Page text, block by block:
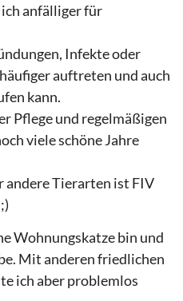
anfälliger für
Infekte oder
auftreten und auch
kann.
Pflege und regelmäßigen
viele schöne Jahre
andere Tierarten ist FIV
Wohnungskatze bin und
Mit anderen friedlichen
ich aber problemlos